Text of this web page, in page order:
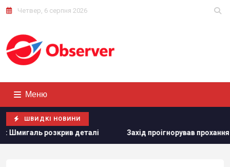
Четвер, 6 серпня 2026
Меню
ШВИДКІ НОВИНИ
Захід проігнорував прохання Києва про термінові